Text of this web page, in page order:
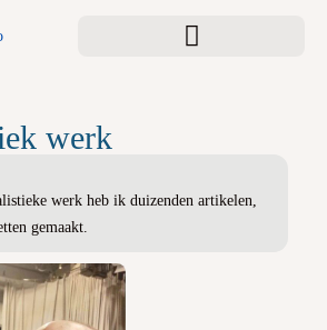
werk
werk heb ik duizenden artikelen,
gemaakt.